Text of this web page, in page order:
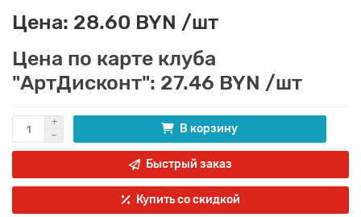
Цена: 28.60 BYN /шт
Цена по карте клуба
"АртДисконт": 27.46 BYN /шт
В корзину
Быстрый заказ
Купить со скидкой